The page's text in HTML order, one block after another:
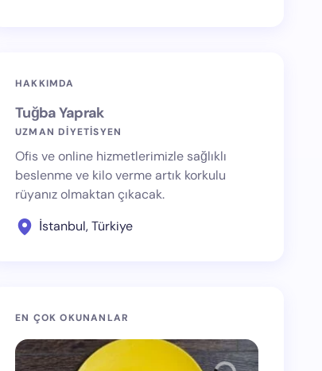
HAKKIMDA
Tuğba Yaprak
UZMAN DİYETİSYEN
Ofis ve online hizmetlerimizle sağlıklı
beslenme ve kilo verme artık korkulu
rüyanız olmaktan çıkacak.
İstanbul, Türkiye
EN ÇOK OKUNANLAR